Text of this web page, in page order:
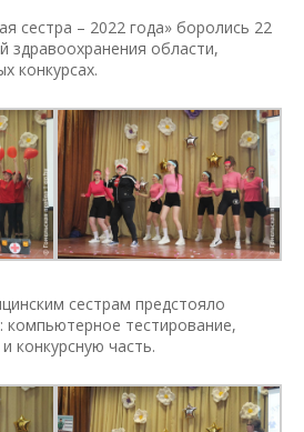
сестра – 2022 года» боролись 22
здравоохранения области,
конкурсах.
сестрам предстояло
компьютерное тестирование,
конкурсную часть.